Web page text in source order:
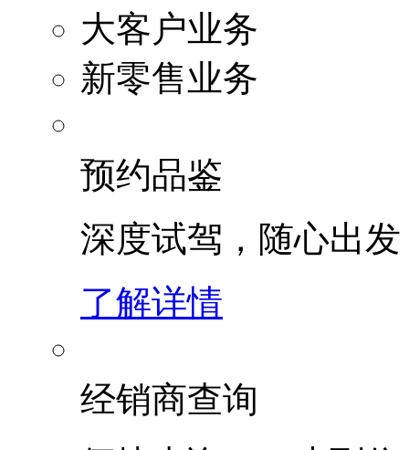
大客户业务
新零售业务
预约品鉴
深度试驾，随心出发
了解详情
经销商查询